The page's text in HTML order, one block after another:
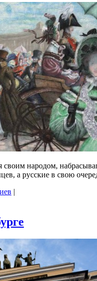
своим народом,
а русские в свою
|